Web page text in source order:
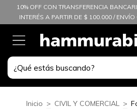
10% OFF CON TRANSFERENCIA
INTERÉS A PARTIR DE $ 100.000 /
Inicio > CIVIL Y COMERCIAL >